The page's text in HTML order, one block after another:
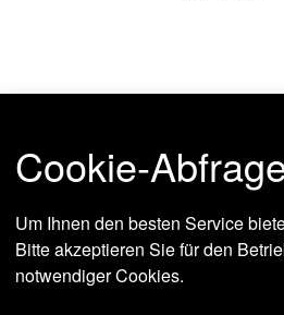
Cookie-
Um Ihnen den besten Service
Bitte akzeptieren Sie für den
notwendiger Cookies.
Jetzt bestellen